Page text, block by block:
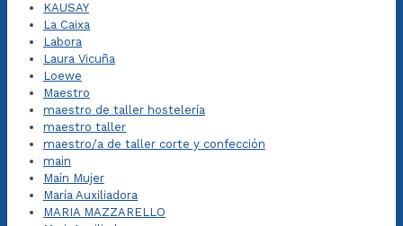
KAUSAY
La Caixa
Labora
Laura Vicuña
Loewe
Maestro
maestro de taller hostelería
maestro taller
maestro/a de taller corte y confección
main
Maín Mujer
María Auxiliadora
MARIA MAZZARELLO